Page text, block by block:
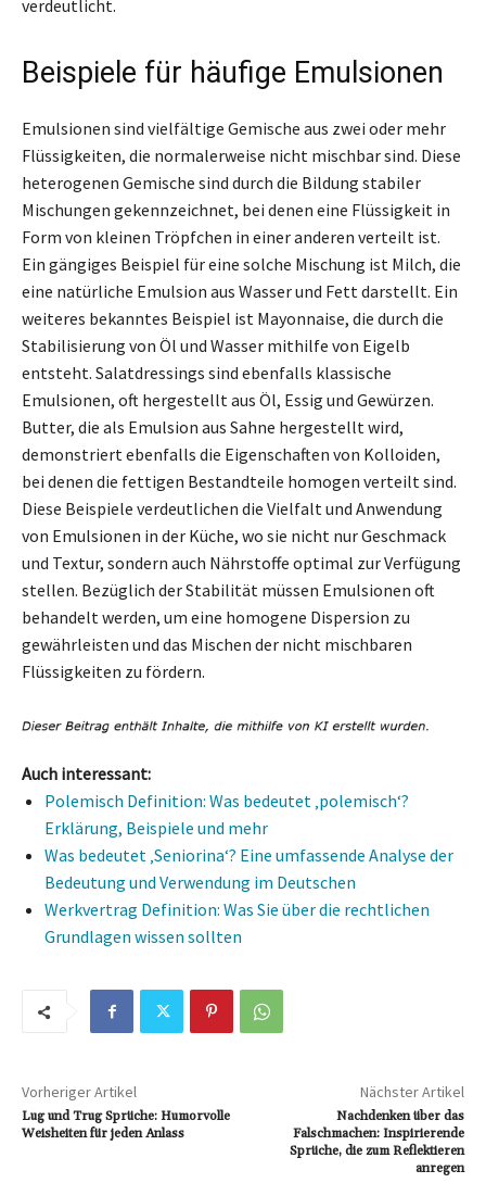
verdeutlicht.
Beispiele für häufige Emulsionen
Emulsionen sind vielfältige Gemische aus zwei oder mehr
Flüssigkeiten, die normalerweise nicht mischbar sind. Diese
heterogenen Gemische sind durch die Bildung stabiler
Mischungen gekennzeichnet, bei denen eine Flüssigkeit in
Form von kleinen Tröpfchen in einer anderen verteilt ist.
Ein gängiges Beispiel für eine solche Mischung ist Milch, die
eine natürliche Emulsion aus Wasser und Fett darstellt. Ein
weiteres bekanntes Beispiel ist Mayonnaise, die durch die
Stabilisierung von Öl und Wasser mithilfe von Eigelb
entsteht. Salatdressings sind ebenfalls klassische
Emulsionen, oft hergestellt aus Öl, Essig und Gewürzen.
Butter, die als Emulsion aus Sahne hergestellt wird,
demonstriert ebenfalls die Eigenschaften von Kolloiden,
bei denen die fettigen Bestandteile homogen verteilt sind.
Diese Beispiele verdeutlichen die Vielfalt und Anwendung
von Emulsionen in der Küche, wo sie nicht nur Geschmack
und Textur, sondern auch Nährstoffe optimal zur Verfügung
stellen. Bezüglich der Stabilität müssen Emulsionen oft
behandelt werden, um eine homogene Dispersion zu
gewährleisten und das Mischen der nicht mischbaren
Flüssigkeiten zu fördern.
Auch interessant:
Polemisch Definition: Was bedeutet ‚polemisch‘?
Erklärung, Beispiele und mehr
Was bedeutet ‚Seniorina‘? Eine umfassende Analyse der
Bedeutung und Verwendung im Deutschen
Werkvertrag Definition: Was Sie über die rechtlichen
Grundlagen wissen sollten
Vorheriger Artikel
Lug und Trug Sprüche: Humorvolle
Weisheiten für jeden Anlass
Nächster Artikel
Nachdenken über das
Falschmachen: Inspirierende
Sprüche, die zum Reflektieren
anregen